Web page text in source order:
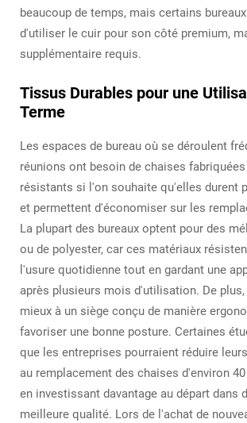
beaucoup de temps, mais certains
d'utiliser le cuir pour son côté premium,
supplémentaire requis.
Tissus Durables pour une
Terme
Les espaces de bureau où se déroulent
réunions ont besoin de chaises
résistants si l'on souhaite qu'elles durent
et permettent d'économiser sur les
La plupart des bureaux optent pour des
ou de polyester, car ces matériaux
l'usure quotidienne tout en gardant une
après plusieurs mois d'utilisation. De
mieux à un siège conçu de manière
favoriser une bonne posture. Certaines
que les entreprises pourraient réduire
au remplacement des chaises d'environ
en investissant davantage au départ dans
meilleure qualité. Lors de l'achat de